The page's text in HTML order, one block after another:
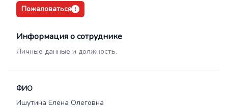
Пожаловаться
Информация о сотруднике
Личные данные и должность.
ФИО
Ишутина Елена Олеговна